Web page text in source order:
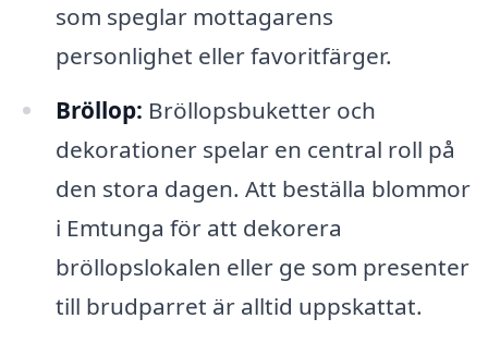
som speglar mottagarens
personlighet eller favoritfärger.
Bröllop: Bröllopsbuketter och
dekorationer spelar en central roll på
den stora dagen. Att beställa blommor
i Emtunga för att dekorera
bröllopslokalen eller ge som presenter
till brudparret är alltid uppskattat.